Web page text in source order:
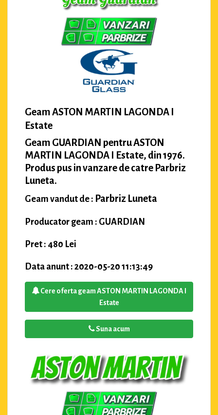
Geam ASTON MARTIN LAGONDA I
Estate
Geam GUARDIAN pentru ASTON
MARTIN LAGONDA I Estate, din 1976.
Produs pus in vanzare de catre Parbriz
Luneta.
Geam vandut de : Parbriz Luneta
Producator geam : GUARDIAN
Pret : 480 Lei
Data anunt : 2020-05-20 11:13:49
Cere oferta geam ASTON MARTIN LAGONDA I
Estate
Suna acum